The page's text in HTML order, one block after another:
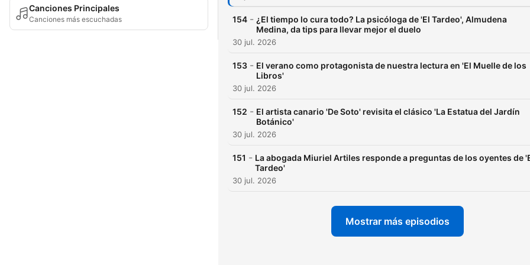
Canciones Principales
Canciones más escuchadas 154 - ¿El tiempo lo cura todo? La psicóloga de 'El Tardeo', Almudena
Medina, da tips para llevar mejor el duelo
30 jul. 2026
153 - El verano como protagonista de nuestra lectura en 'El Muelle de los
Libros'
30 jul. 2026
152 - El artista canario 'De Soto' revisita el clásico 'La Estatua del Jardín
Botánico'
30 jul. 2026
151 - La abogada Miuriel Artiles responde a preguntas de los oyentes de
Tardeo'
30 jul. 2026
Mostrar más episodios